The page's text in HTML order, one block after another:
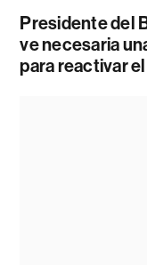
Presidente del
ve necesaria
para reactivar